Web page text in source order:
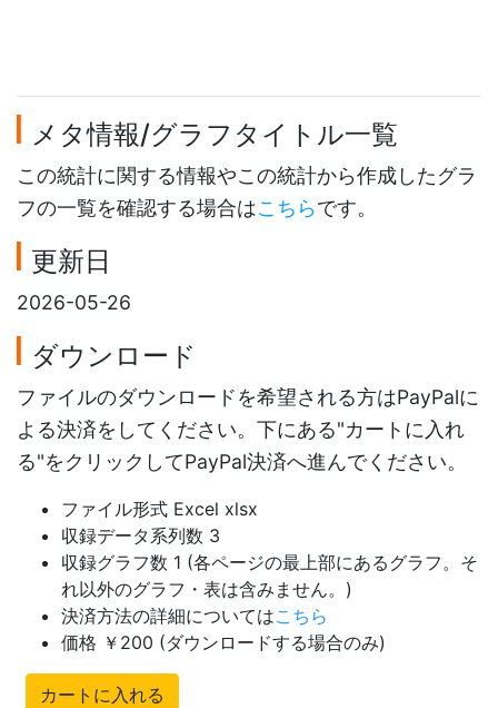
メタ情報/グラフタイトル一覧
この統計に関する情報やこの統計から作成したグラ
フの一覧を確認する場合はこちらです。
更新日
2026-05-26
ダウンロード
ファイルのダウンロードを希望される方はPayPalに
よる決済をしてください。下にある"カートに入れ
る"をクリックしてPayPal決済へ進んでください。
ファイル形式 Excel xlsx
収録データ系列数 3
収録グラフ数 1 (各ページの最上部にあるグラフ。そ
れ以外のグラフ・表は含みません。)
決済方法の詳細についてはこちら
価格 ￥200 (ダウンロードする場合のみ)
カートに入れる